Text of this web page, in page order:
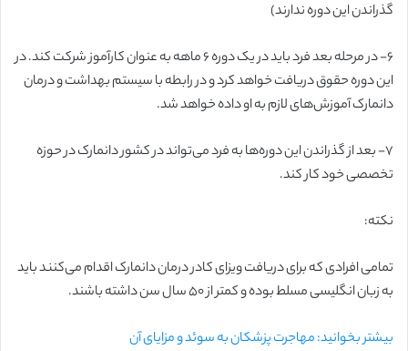
گذراندن این دوره ندارند)
۶- در مرحله بعد فرد باید در یک دوره ۶ ماهه به عنوان کارآموز شرکت کند. در
این دوره حقوق دریافت خواهد کرد و در رابطه با سیستم بهداشت و درمان
دانمارک آموزش‌های لازم به او داده خواهد شد.
۷- بعد از گذراندن این دوره‌ها به فرد می‌تواند در کشور دانمارک در حوزه
تخصصی خود کار کند.
نکته:
تمامی افرادی که برای دریافت ویزای کادر درمان دانمارک اقدام می‌کنند باید
به زبان انگلیسی مسلط بوده و کمتر از ۵۰ سال سن داشته باشند.
بیشتر بخوانید: مهاجرت پزشکان به سوئد و مزایای آن